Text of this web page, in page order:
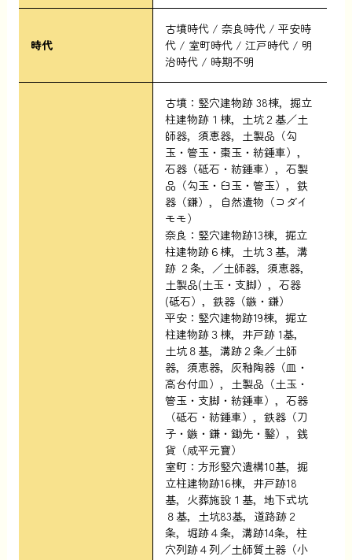
時代
古墳時代 奈良時代
平安時
代
室町時代 江戸時代
明
治時代
時期不明
古墳：竪穴建物跡 38棟，掘立
柱建物跡１棟，土坑２基／土
師器，須恵器，土製品（勾
玉・管玉・棗玉・紡錘車），
石器（砥石・紡錘車），石製
品（勾玉・臼玉・管玉），鉄
器（鎌），自然遺物（コダイ
モモ）
奈良：竪穴建物跡13棟，掘立
柱建物跡６棟，土坑３基，溝
跡 ２条，／土師器，須恵器，
土製品(土玉・支脚），石器
(砥石），鉄器（鏃・鎌）
平安：竪穴建物跡19棟，掘立
柱建物跡３棟，井戸跡 1基，
土坑８基，溝跡２条／土師
器，須恵器，灰釉陶器（皿・
高台付皿），土製品（土玉・
管玉・支脚・紡錘車），石器
（砥石・紡錘車），鉄器（刀
子・鏃・鎌・鋤先・鑿），銭
貨（咸平元寶）
室町：方形竪穴遺構10基，掘
立柱建物跡16棟，井戸跡18
基，火葬施設１基，地下式坑
８基，土坑83基，道路跡２
条，堀跡４条，溝跡14条，柱
穴列跡４列／土師質土器（小